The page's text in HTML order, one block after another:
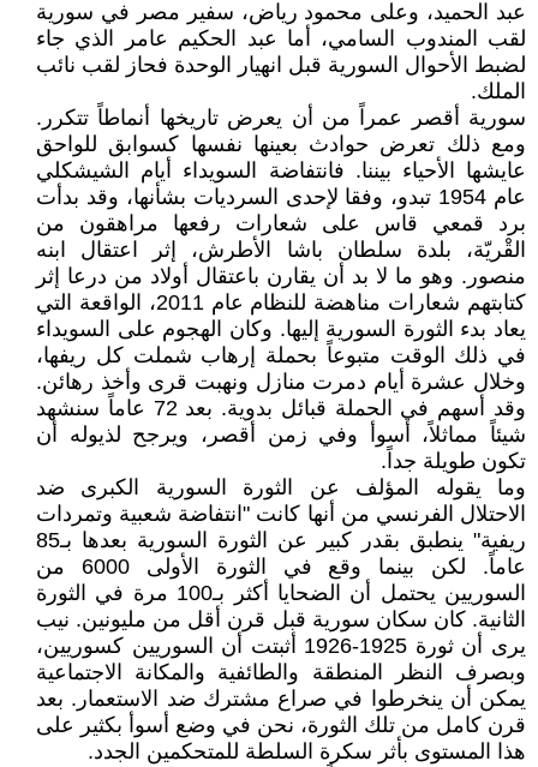
عبد الحميد، وعلى محمود رياض، سفير مصر في سورية
لقب المندوب السامي، أما عبد الحكيم عامر الذي جاء
لضبط الأحوال السورية قبل انهيار الوحدة فحاز لقب نائب
الملك.
سورية أقصر عمراً من أن يعرض تاريخها أنماطاً تتكرر.
ومع ذلك تعرض حوادث بعينها نفسها كسوابق للواحق
عايشها الأحياء بيننا. فانتفاضة السويداء أيام الشيشكلي
عام 1954 تبدو، وفقا لإحدى السرديات بشأنها، وقد بدأت
برد قمعي قاس على شعارات رفعها مراهقون من
القْريّة، بلدة سلطان باشا الأطرش، إثر اعتقال ابنه
منصور. وهو ما لا بد أن يقارن باعتقال أولاد من درعا إثر
كتابتهم شعارات مناهضة للنظام عام 2011، الواقعة التي
يعاد بدء الثورة السورية إليها. وكان الهجوم على السويداء
في ذلك الوقت متبوعاً بحملة إرهاب شملت كل ريفها،
وخلال عشرة أيام دمرت منازل ونهبت قرى وأخذ رهائن.
وقد أسهم في الحملة قبائل بدوية. بعد 72 عاماً سنشهد
شيئاً مماثلاً، أسوأ وفي زمن أقصر، ويرجح لذيوله أن
تكون طويلة جداً.
وما يقوله المؤلف عن الثورة السورية الكبرى ضد
الاحتلال الفرنسي من أنها كانت "انتفاضة شعبية وتمردات
ريفية" ينطبق بقدر كبير عن الثورة السورية بعدها بـ85
عاماً. لكن بينما وقع في الثورة الأولى 6000 من
السوريين يحتمل أن الضحايا أكثر بـ100 مرة في الثورة
الثانية. كان سكان سورية قبل قرن أقل من مليونين. نيب
يرى أن ثورة 1925-1926 أثبتت أن السوريين كسوريين،
وبصرف النظر المنطقة والطائفية والمكانة الاجتماعية
يمكن أن ينخرطوا في صراع مشترك ضد الاستعمار. بعد
قرن كامل من تلك الثورة، نحن في وضع أسوأ بكثير على
هذا المستوى بأثر سكرة السلطة للمتحكمين الجدد.